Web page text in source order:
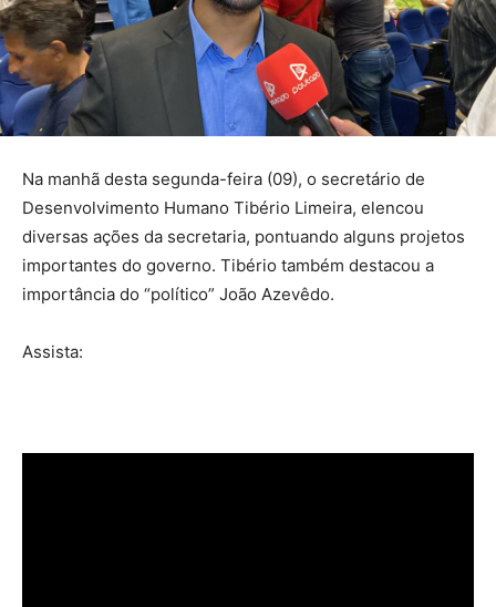
Na manhã desta segunda-feira (09), o secretário de
Desenvolvimento Humano Tibério Limeira, elencou
diversas ações da secretaria, pontuando alguns projetos
importantes do governo. Tibério também destacou a
importância do “político” João Azevêdo.
Assista: